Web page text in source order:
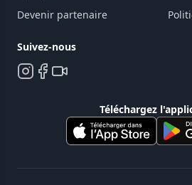
Devenir partenaire
Suivez-nous
Téléchargez